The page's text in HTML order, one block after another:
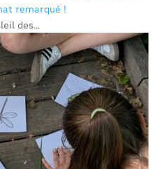
remarqué !
des...